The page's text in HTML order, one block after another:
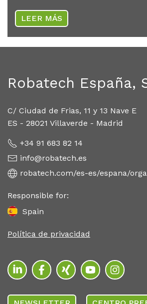
LEER MÁS
Robatech España,
C/ Ciudad de Frias, 11 y 13 Nave E
ES - 28021 Villaverde - Madrid
+34 91 683 82 14
info@robatech.es
robatech.com/es-es/espana/
Responsible for:
Spain
Política de privacidad